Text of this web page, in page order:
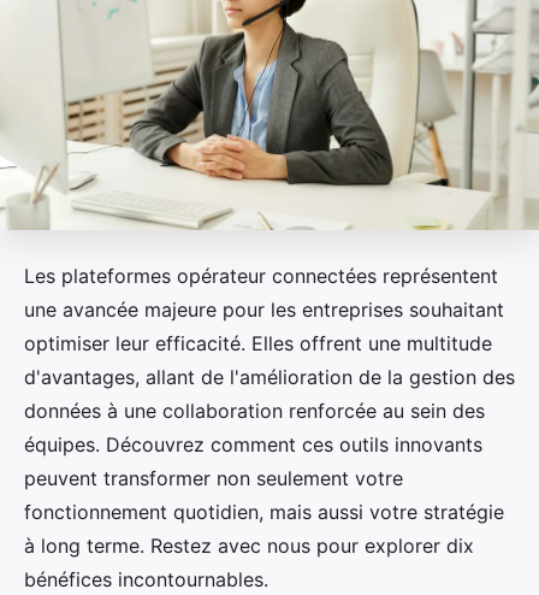
Les plateformes opérateur connectées représentent
une avancée majeure pour les entreprises souhaitant
optimiser leur efficacité. Elles offrent une multitude
d'avantages, allant de l'amélioration de la gestion des
données à une collaboration renforcée au sein des
équipes. Découvrez comment ces outils innovants
peuvent transformer non seulement votre
fonctionnement quotidien, mais aussi votre stratégie
à long terme. Restez avec nous pour explorer dix
bénéfices incontournables.